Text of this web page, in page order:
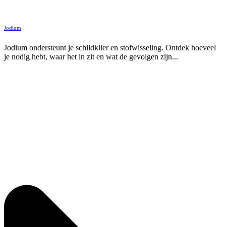
Jodium
Jodium ondersteunt je schildklier en stofwisseling. Ontdek hoeveel
je nodig hebt, waar het in zit en wat de gevolgen zijn...